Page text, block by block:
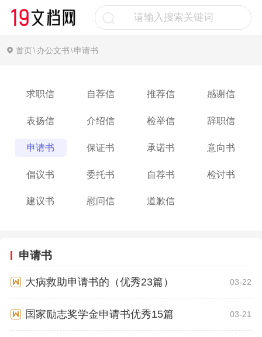
首页\ 办公文书 \ 申请书
求职信 自荐信 推荐信 感谢信
表扬信 介绍信 检举信 辞职信
申请书 保证书 承诺书 意向书
倡议书 委托书 自荐书 检讨书
建议书 慰问信 道歉信
申请书
大病救助申请书的（优秀23篇） 03-22
国家励志奖学金申请书优秀15篇 03-21